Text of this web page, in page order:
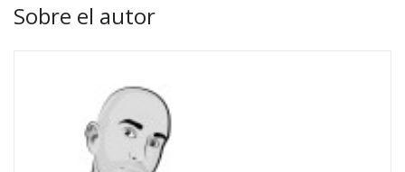
Sobre el autor